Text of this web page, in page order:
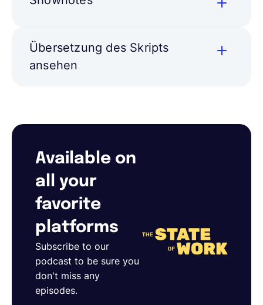
Übersetzung des Skripts
ansehen
Available on
all your
favorite
platforms
Subscribe to our
podcast to be sure you
don't miss any
episodes.